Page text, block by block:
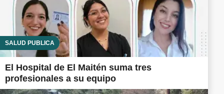
SALUD PÚBLICA
El Hospital de El Maitén suma tres
profesionales a su equipo